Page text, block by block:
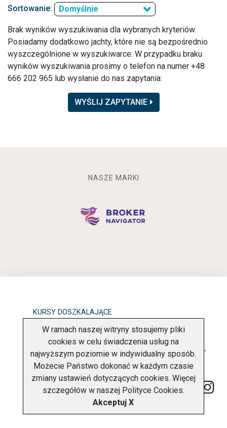
Sortowanie: Domyślnie
Brak wyników wyszukiwania dla wybranych kryteriów.
Posiadamy dodatkowo jachty, które nie są bezpośrednio
wyszczególnione w wyszukiwarce. W przypadku braku
wyników wyszukiwania prosimy o telefon na numer +48
666 202 965 lub wysłanie do nas zapytania:
WYŚLIJ ZAPYTANIE
NASZE MARKI
KURSY DOSZKALAJĄCE
OBOWIĄZEK INFORMACYJNY
POLITYKA PRYWATNOŚCI O FIRMIE KONTAKT
Copyright © 2026 Charter Navigator
W ramach naszej witryny stosujemy pliki
cookies w celu świadczenia usług na
najwyższym poziomie w indywidualny sposób.
Możecie Państwo dokonać w każdym czasie
zmiany ustawień dotyczących cookies. Więcej
szczegółów w naszej Polityce Cookies.
Akceptuj X